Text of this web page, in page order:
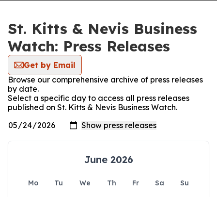
St. Kitts & Nevis Business
Watch: Press Releases
Get by Email
Browse our comprehensive archive of press releases
by date.
Select a specific day to access all press releases
published on St. Kitts & Nevis Business Watch.
June 2026
Mo Tu We Th Fr Sa
Su